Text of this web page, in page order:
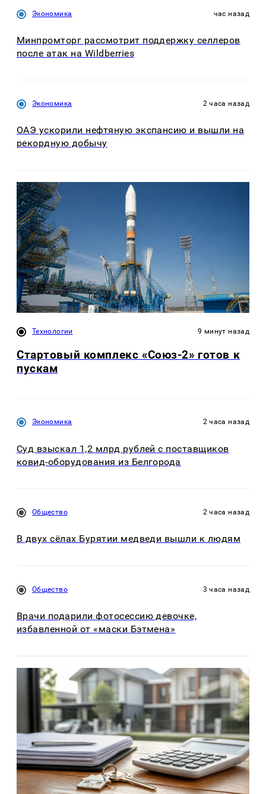
Экономика час назад
Минпромторг рассмотрит поддержку селлеров
после атак на Wildberries
Экономика 2 часа назад
ОАЭ ускорили нефтяную экспансию и вышли на
рекордную добычу
Технологии 9 минут назад
Стартовый комплекс «Союз-2» готов к
пускам
Экономика 2 часа назад
Суд взыскал 1,2 млрд рублей с поставщиков
ковид-оборудования из Белгорода
Общество 2 часа назад
В двух сёлах Бурятии медведи вышли к людям
Общество 3 часа назад
Врачи подарили фотосессию девочке,
избавленной от «маски Бэтмена»